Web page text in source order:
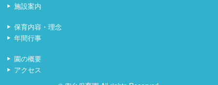
施設案内
保育内容・理念
年間行事
園の概要
アクセス